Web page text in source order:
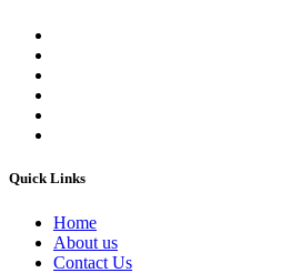
Quick Links
Home
About us
Contact Us